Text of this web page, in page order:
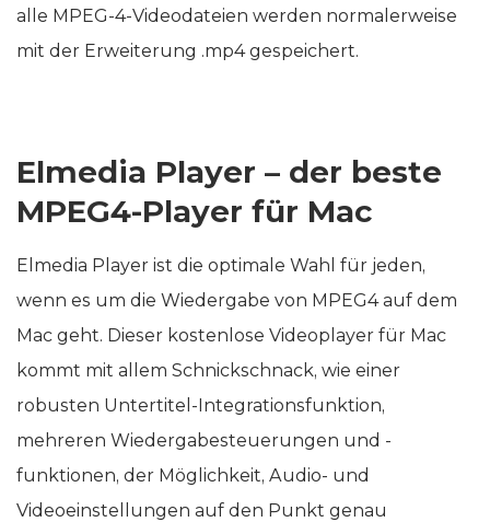
alle MPEG-4-Videodateien werden normalerweise
mit der Erweiterung .mp4 gespeichert.
Elmedia Player – der beste
MPEG4-Player für Mac
Elmedia Player ist die optimale Wahl für jeden,
wenn es um die Wiedergabe von MPEG4 auf dem
Mac geht. Dieser kostenlose Videoplayer für Mac
kommt mit allem Schnickschnack, wie einer
robusten Untertitel-Integrationsfunktion,
mehreren Wiedergabesteuerungen und -
funktionen, der Möglichkeit, Audio- und
Videoeinstellungen auf den Punkt genau